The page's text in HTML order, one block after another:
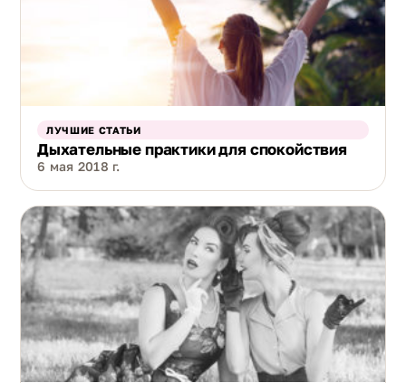
ЛУЧШИЕ СТАТЬИ
Дыхательные практики для спокойствия
6 мая 2018 г.